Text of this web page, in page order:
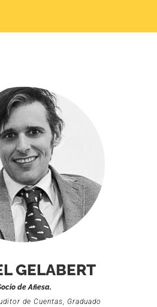
GELABERT
de Afiesa.
de Cuentas, Graduado